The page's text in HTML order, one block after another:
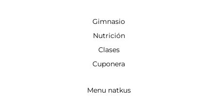
Gimnasio
Nutrición
Clases
Cuponera
Menu natkus